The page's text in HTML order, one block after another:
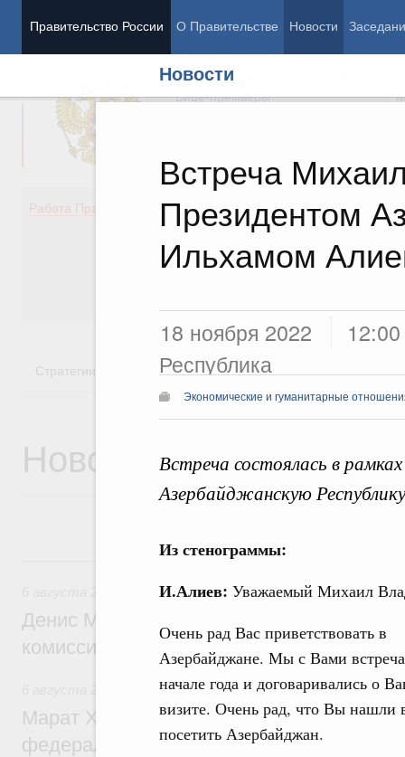
Правительство России О Правительстве Новости
Новости
Встреча
Президентом
Ильхамом
18 ноября 2022
12:00
Республика
Экономические и гуманитарные
Встреча состоялась в
Азербайджанскую
Из стенограммы:
И.Алиев: Уважаемый Михаил
Очень рад Вас приветствовать в
Азербайджане. Мы с Вами
начале года и договаривались о
визите. Очень рад, что Вы нашли
посетить Азербайджан.
Председатель Правительства
Вице-премьеры
Работа Правительства
Демография
Здоровье
Культура
Стратегии Государственные программы
Новости
6 августа, четверг
Общие вопросы промышленной политики
Денис Мантуров провёл заседание
комиссии по промышленности
Регулирование в сфере строительства
Марат Хуснуллин: Более 130
федерального значения построено под